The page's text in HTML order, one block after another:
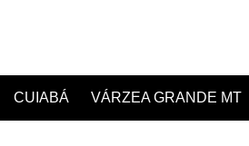
CUIABÁ VÁRZEA GRANDE MT